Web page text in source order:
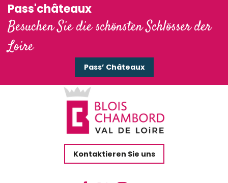
Pass'châteaux
Besuchen Sie die schönsten Schlösser der
Loire
Pass’ Châteaux
Kontaktieren Sie uns